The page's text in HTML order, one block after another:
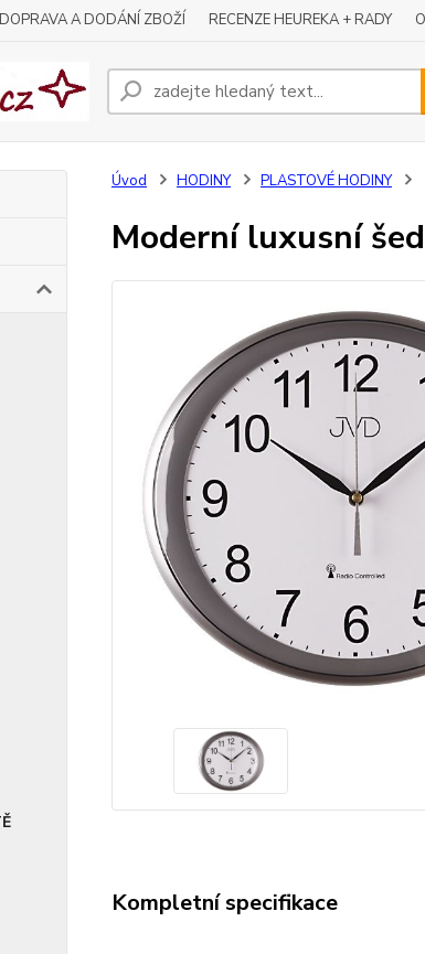
DOPRAVA A DODÁNÍ ZBOŽÍ RECENZE HEUREKA + RADY
Úvod HODINY PLASTOVÉ HODINY
Moderní luxusní
Kompletní specifikace